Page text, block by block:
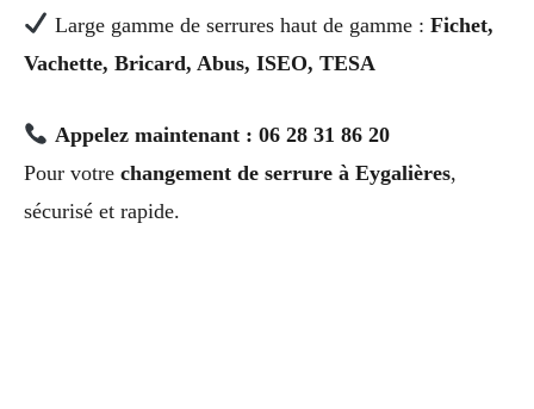
Large gamme de serrures haut de gamme : Fichet,
Vachette, Bricard, Abus, ISEO, TESA
Appelez maintenant : 06 28 31 86 20
Pour votre changement de serrure à Eygalières,
sécurisé et rapide.